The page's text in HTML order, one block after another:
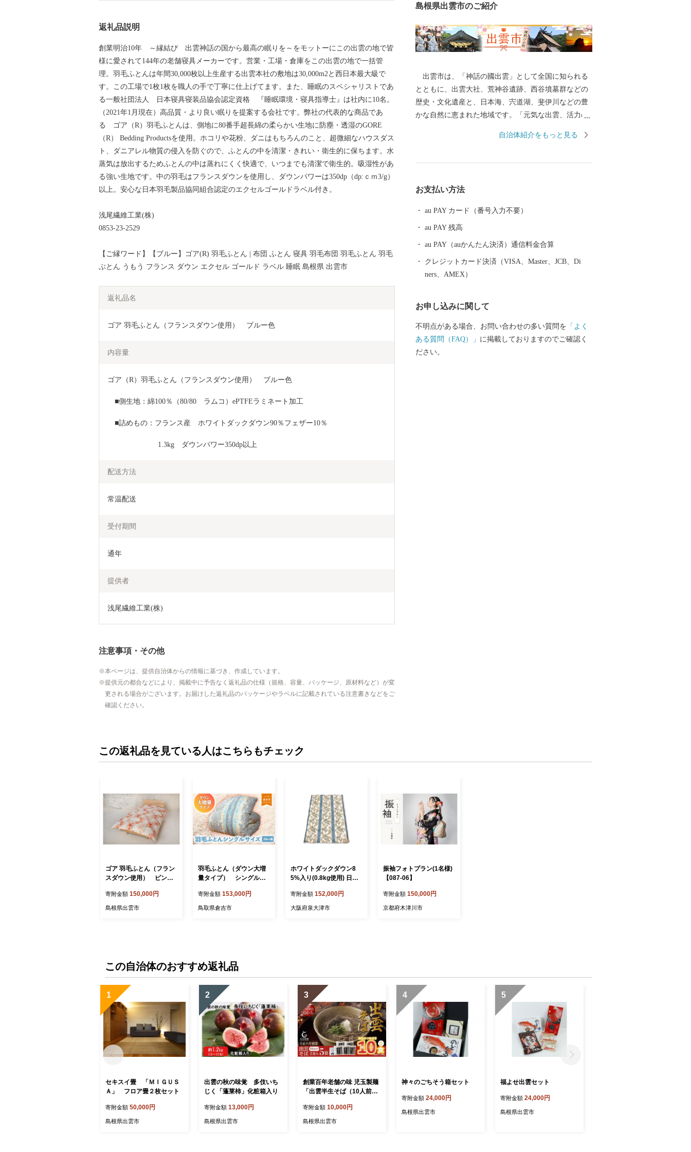
返礼品説明
創業明治10年 ～縁結び 出雲神話の国から最高の眠りを～をモットーにこの出雲の地で皆
様に愛されて144年の老舗寝具メーカーです。営業・工場・倉庫をこの出雲の地で一括管
理。羽毛ふとんは年間30,000枚以上生産する出雲本社の敷地は30,000m2と西日本最大級で
す。この工場で1枚1枚を職人の手で丁寧に仕上げてます。また、睡眠のスペシャリストであ
る一般社団法人 日本寝具寝装品協会認定資格 『睡眠環境・寝具指導士』は社内に10名。
（2021年1月現在）高品質・より良い眠りを提案する会社です。弊社の代表的な商品であ
る ゴア（R）羽毛ふとんは、側地に80番手超長綿の柔らかい生地に防塵・透湿のGORE
（R） Bedding Productsを使用。ホコリや花粉、ダニはもちろんのこと、超微細なハウスダス
ト、ダニアレル物質の侵入を防ぐので、ふとんの中を清潔・きれい・衛生的に保ちます。水
蒸気は放出するためふとんの中は蒸れにくく快適で、いつまでも清潔で衛生的。吸湿性があ
る強い生地です。中の羽毛はフランスダウンを使用し、ダウンパワーは350dp（dp:ｃｍ3/g）
以上。安心な日本羽毛製品協同組合認定のエクセルゴールドラベル付き。
浅尾繊維工業(株)
0853-23-2529
【ご縁ワード】【ブルー】ゴア(R) 羽毛ふとん | 布団 ふとん 寝具 羽毛布団 羽毛ふとん 羽毛
ぶとん うもう フランス ダウン エクセル ゴールド ラベル 睡眠 島根県 出雲市
返礼品名
ゴア 羽毛ふとん（フランスダウン使用）　ブルー色
内容量
ゴア（R）羽毛ふとん（フランスダウン使用）　ブルー色
■側生地：綿100％（80/80　ラムコ）ePTFEラミネート加工
■詰めもの：フランス産　ホワイトダックダウン90％フェザー10％
1.3kg　ダウンパワー350dp以上
配送方法
常温配送
受付期間
通年
提供者
浅尾繊維工業(株)
注意事項・その他
本ページは、提供自治体からの情報に基づき、作成しています。
提供元の都合などにより、掲載中に予告なく返礼品の仕様（規格、容量、パッケージ、原材料など）が変
更される場合がございます。お届けした返礼品のパッケージやラベルに記載されている注意書きなどをご
確認ください。
島根県出雲市のご紹介
出雲市は、「神話の國出雲」として全国に知られる
とともに、出雲大社、荒神谷遺跡、西谷墳墓群などの
歴史・文化遺産と、日本海、宍道湖、斐伊川などの豊
かな自然に恵まれた地域です。「元気な出雲、活力の
に誇れる都市づくり、愛着と誇りが持てる故郷づくり
いたご寄附は「日本の心のふるさと出雲応援基金」に
積み立て、次年度以降に、指定された使途に基づき、
の事業に活用させていただきます。 このふるさと寄
附をきっかけに、全国のみなさまとたくさんのご縁を
結びたいと願っています。ぜひ、この機会に出雲市へ
自治体紹介をもっと見る
お支払い方法
au PAY カード（番号入力不要）
au PAY 残高
au PAY（auかんたん決済）通信料金合算
クレジットカード決済（VISA、Master、JCB、Di
ners、AMEX）
お申し込みに関して
不明点がある場合、お問い合わせの多い質問を 「よく
ある質問（FAQ）」 に掲載しておりますのでご確認く
ださい。
この返礼品を見ている人はこちらもチェック
ゴア 羽毛ふとん（フラン
スダウン使用） ピンク
寄附金額 150,000円
島根県出雲市
羽毛ふとん（ダウン大増
量タイプ） シングルサ
団 シングル 布団 羽毛 羽
毛ぶとん ふとん 掛けふと
寄附金額 153,000円
鳥取県倉吉市
ホワイトダックダウン8
5%入り(0.8kg使用) 日本
グルロングサイズ(約150×
210cm) ブルー色 NUF-27
寄附金額 152,000円
大阪府泉大津市
振袖フォトプラン(1名様)
【087-06】
寄附金額 150,000円
京都府木津川市
この自治体のおすすめ返礼品
1
セキスイ畳 「ＭＩＧＵＳ
Ａ」 フロア畳２枚セット
寄附金額 50,000円
島根県出雲市
2
出雲の秋の味覚 多伎いち
じく「蓬莱柿」化粧箱入り
寄附金額 13,000円
島根県出雲市
3
創業百年老舗の味 児玉製麺
「出雲半生そば（10人前）
寄附金額 10,000円
島根県出雲市
4
神々のごちそう箱セット
寄附金額 24,000円
島根県出雲市
5
福よせ出雲セット
寄附金額 24,000円
島根県出雲市